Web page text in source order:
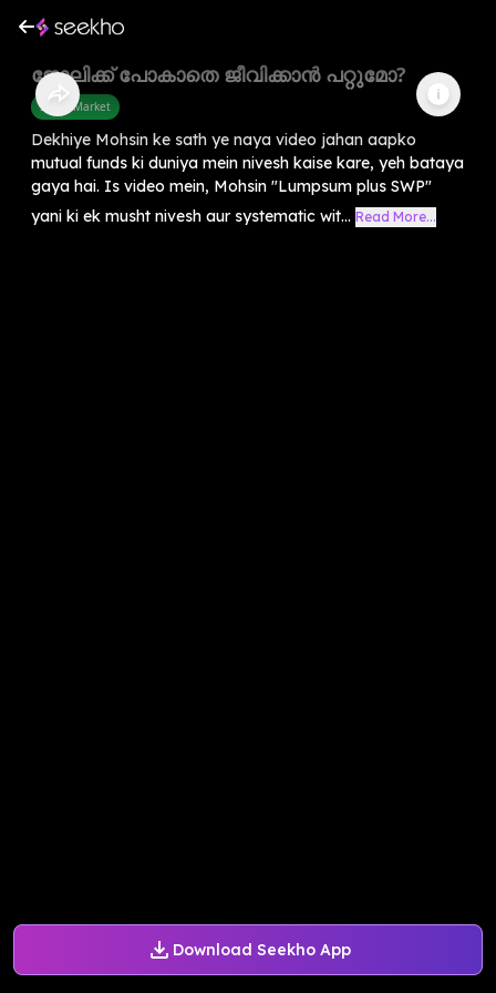
Download Seekho App
ജോലിക്ക് പോകാതെ ജീവിക്കാൻ പറ്റുമോ?
Share Market
Dekhiye Mohsin ke sath ye naya video jahan aapko
mutual funds ki duniya mein nivesh kaise kare, yeh bataya
gaya hai. Is video mein, Mohsin "Lumpsum plus SWP"
yani ki ek musht nivesh aur systematic wit... Read More...